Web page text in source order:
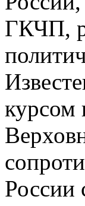
ГКЧП,
курсом
России